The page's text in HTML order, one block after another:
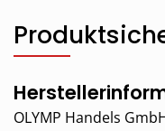
OLYMP Handels